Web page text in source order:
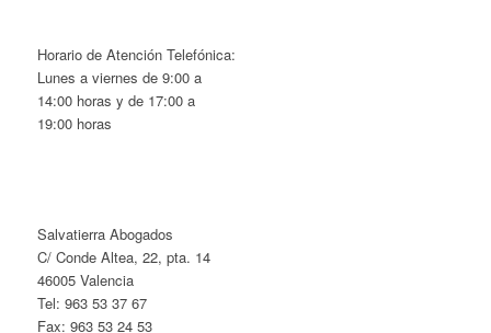
Horario de Atención Telefónica:
Lunes a viernes de 9:00 a
14:00 horas y de 17:00 a
19:00 horas
Salvatierra Abogados
C/ Conde Altea, 22, pta. 14
46005 Valencia
Tel: 963 53 37 67
Fax: 963 53 24 53